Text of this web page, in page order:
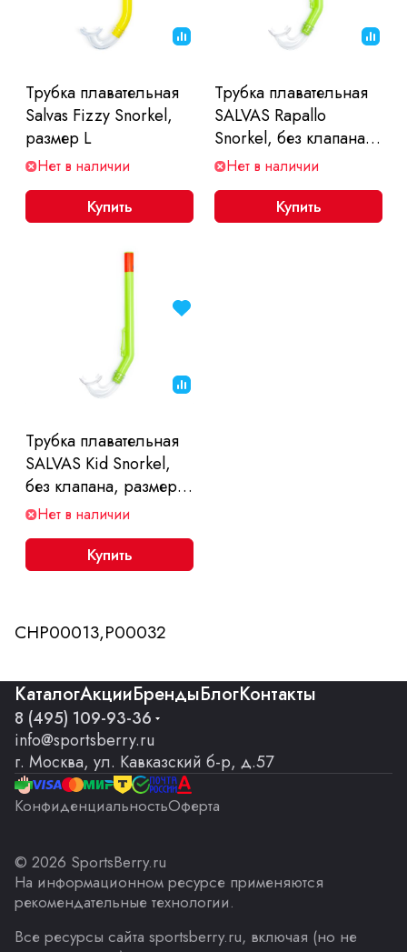
Трубка плавательная
Salvas Fizzy Snorkel,
размер L
Нет в наличии
Купить
Трубка плавательная
SALVAS Rapallo
Snorkel, без клапана,
размер взрослый
Нет в наличии
Купить
Трубка плавательная
SALVAS Kid Snorkel,
без клапана, размер
детский
Нет в наличии
Купить
CHP00013,P00032
КаталогАкцииБрендыБлогКонтакты
8 (495) 109-93-36
info@sportsberry.ru
г. Москва, ул. Кавказский б-р, д.57
КонфиденциальностьОферта
© 2026 SportsBerry.ru
На информационном ресурсе применяются
рекомендательные технологии.
Все ресурсы сайта sportsberry.ru, включая (но не